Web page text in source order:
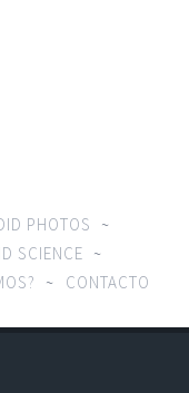
PHOTOS
SCIENCE
CONTACTO